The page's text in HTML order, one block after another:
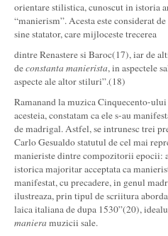
orientare stilistica, cunoscut in istoria
“manierism”. Acesta este considerat
sine statator, care mijloceste trecerea
dintre Renastere si Baroc(17), iar de
deconstanta manierista, in aspectele
aspecte ale altor stiluri”.(18)
Ramanand la muzica Cinquecento-
acesteia, constatam ca ele s-au
de madrigal. Astfel, se intrunesc trei
Carlo Gesualdo statutul de cel mai
manieriste dintre compozitorii epocii:
istorica majoritar acceptata ca
manifestat, cu precadere, in genul
ilustreaza, prin tipul de scriitura
laica italiana de dupa 1530”(20),
manieramuzicii sale.